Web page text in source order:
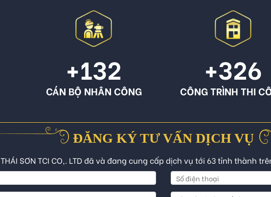
+132
CÁN BỘ NHÂN CÔNG
+326
CÔNG TRÌNH THI
ĐĂNG KÝ TƯ VẤN DỊCH VỤ
THÁI SƠN TCI CO,. LTD đã và đang cung cấp dịch vụ tới 63 tỉnh thành